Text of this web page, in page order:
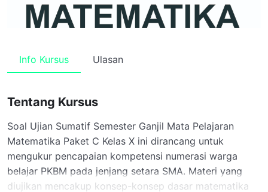
Info Kursus Ulasan
Tentang Kursus
Soal Ujian Sumatif Semester Ganjil Mata Pelajaran
Matematika Paket C Kelas X ini dirancang untuk
mengukur pencapaian kompetensi numerasi warga
belajar PKBM pada jenjang setara SMA. Materi yang
diujikan mencakup konsep-konsep dasar matematika